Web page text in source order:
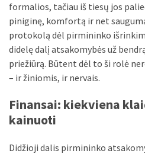
Reduktorius
dujų
balionui:
maža
detalė,
kurios
nereikėtų
nuvertinti
Trys
formalios, tačiau iš tiesų jos
piniginę, komfortą ir net
protokolą dėl pirmininko
didelę dalį atsakomybės už
priežiūrą. Būtent dėl to ši rolė
– ir žiniomis, ir nervais.
Finansai: kiekviena
kainuoti
Didžioji dalis pirmininko